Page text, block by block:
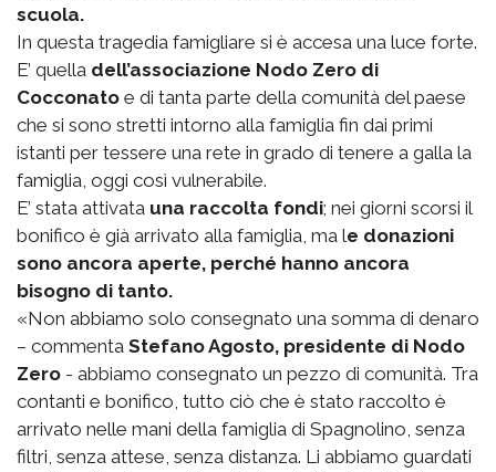
scuola.
In questa tragedia famigliare si è accesa una luce forte.
E’ quella dell’associazione Nodo Zero di
Cocconato e di tanta parte della comunità del paese
che si sono stretti intorno alla famiglia fin dai primi
istanti per tessere una rete in grado di tenere a galla la
famiglia, oggi così vulnerabile.
E’ stata attivata una raccolta fondi; nei giorni scorsi il
bonifico è già arrivato alla famiglia, ma le donazioni
sono ancora aperte, perché hanno ancora
bisogno di tanto.
«Non abbiamo solo consegnato una somma di denaro
– commenta Stefano Agosto, presidente di Nodo
Zero - abbiamo consegnato un pezzo di comunità. Tra
contanti e bonifico, tutto ciò che è stato raccolto è
arrivato nelle mani della famiglia di Spagnolino, senza
filtri, senza attese, senza distanza. Li abbiamo guardati